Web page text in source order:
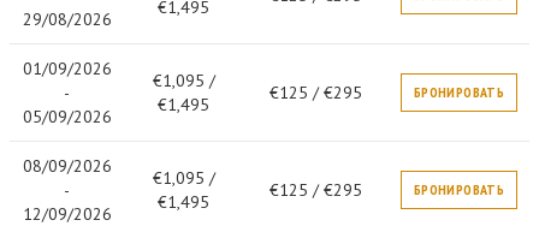
29/08/2026
€1,495
01/09/2026
-
05/09/2026
€1,095 /
€1,495
€125 / €295 БРОНИРОВАТЬ
08/09/2026
-
12/09/2026
€1,095 /
€1,495
€125 / €295 БРОНИРОВАТЬ